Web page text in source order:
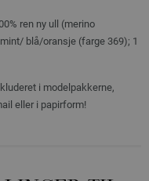
ren ny ull (merino
blå/oransje (farge 369); 1
i modelpakkerne,
eller i papirform!